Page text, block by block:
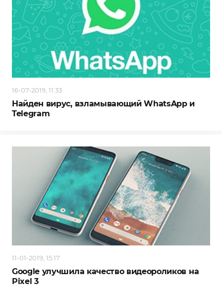
16-07-2019, 11:33
Найден вирус, взламывающий WhatsApp и
Telegram
11-01-2019, 15:17
Google улучшила качество видеороликов на
Pixel 3